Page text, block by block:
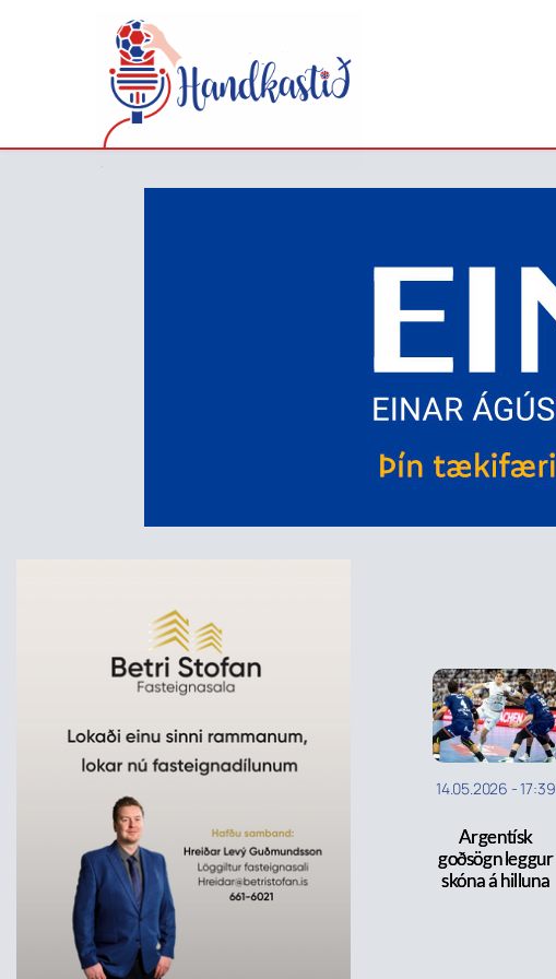
14.05.2026 -17:39
Argentísk
goðsögn leggur
skóna á hilluna